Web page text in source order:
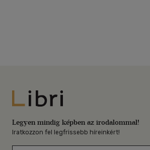
Libri
Legyen mindig képben az irodalommal!
Iratkozzon fel legfrissebb híreinkért!